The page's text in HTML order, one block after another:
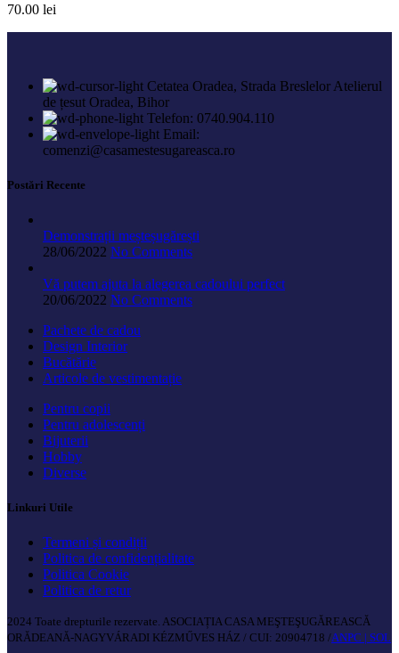
70.00 lei
Cetatea Oradea, Strada Breslelor Atelierul
de țesut Oradea, Bihor
Telefon: 0740.904.110
Email:
comenzi@casamestesugareasca.ro
Postări Recente
Demonstrații meșteșugărești
28/06/2022 No Comments
Vă putem ajuta la alegerea cadoului perfect
20/06/2022 No Comments
Pachete de cadou
Design Interior
Bucătărie
Articole de vestimentație
Pentru copii
Pentru adolescenți
Bijuterii
Hobby
Diverse
Linkuri Utile
Termeni și condiții
Politica de confidențialitate
Politica Cookie
Politica de retur
2024 Toate drepturile rezervate. ASOCIAȚIA CASA MEŞTEŞUGĂREASCĂ
ORĂDEANĂ-NAGYVÁRADI KÉZMŰVES HÁZ / CUI: 20904718 /ANPC | SOL